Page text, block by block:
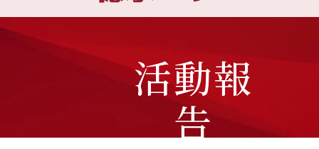
活動報
告